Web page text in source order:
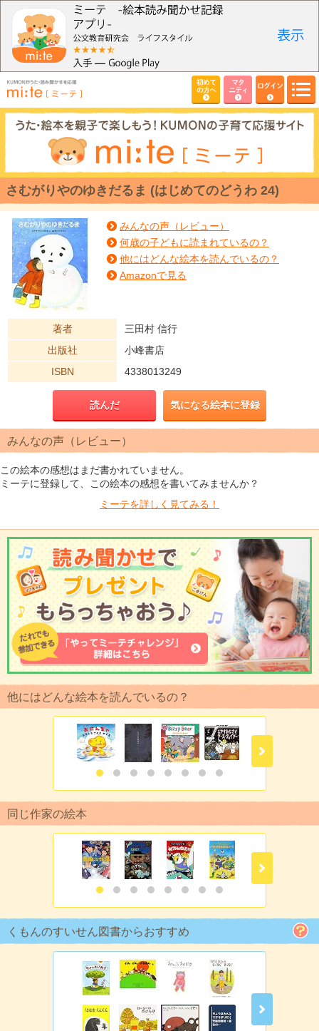
初めて
の方へ
マタ
ニティ
ログイン
さむがりやのゆきだるま (はじめてのどうわ 24)
みんなの声（レビュー）
何歳の子どもに読まれているの？
他にはどんな絵本を読んでいるの？
Amazonで見る
著者
三田村 信行
出版社
小峰書店
ISBN
4338013249
読んだ 気になる絵本に登録
みんなの声（レビュー）
この絵本の感想はまだ書かれていません。
ミーテに登録して、この絵本の感想を書いてみませんか？
ミーテを詳しく見てみる！
他にはどんな絵本を読んでいるの？
同じ作家の絵本
くもんのすいせん図書からおすすめ